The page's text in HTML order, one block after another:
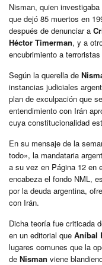
Nisman, quien
que dejó 85 muertos en
después de denunciar a
Héctor Timerman, y a
encubrimiento a
Según la querella de
instancias judiciales
plan de exculpación que
entendimiento con Irán
cuya constitucionalidad
En su mensaje de la
todo», la mandataria
a su vez en Página 12 en
encabeza el fondo NML,
por la deuda argentina,
con Irán.
Dicha teoría fue criticada
en un editorial que Aníbal
lugares comunes que la
de Nisman viene